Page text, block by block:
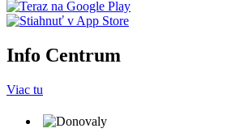
Info Centrum
Viac tu